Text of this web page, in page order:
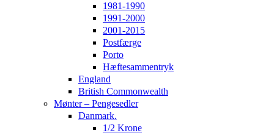
1981-1990
1991-2000
2001-2015
Postfærge
Porto
Hæftesammentryk
England
British Commonwealth
Mønter – Pengesedler
Danmark.
1/2 Krone